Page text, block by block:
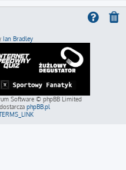
Ian Bradley
Software © phpBB Limited
phpBB.pl